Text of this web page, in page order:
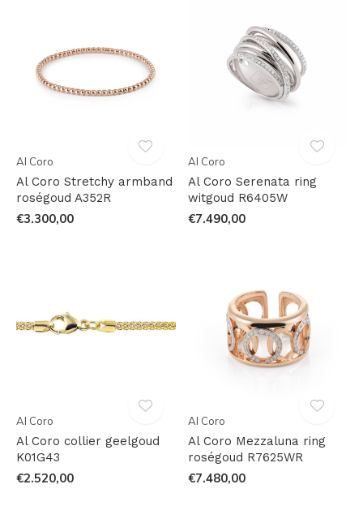
Al Coro
Al Coro Stretchy armband
roségoud A352R
€3.300,00
Al Coro
Al Coro Serenata ring
witgoud R6405W
€7.490,00
Al Coro
Al Coro collier geelgoud
K01G43
€2.520,00
Al Coro
Al Coro Mezzaluna ring
roségoud R7625WR
€7.480,00